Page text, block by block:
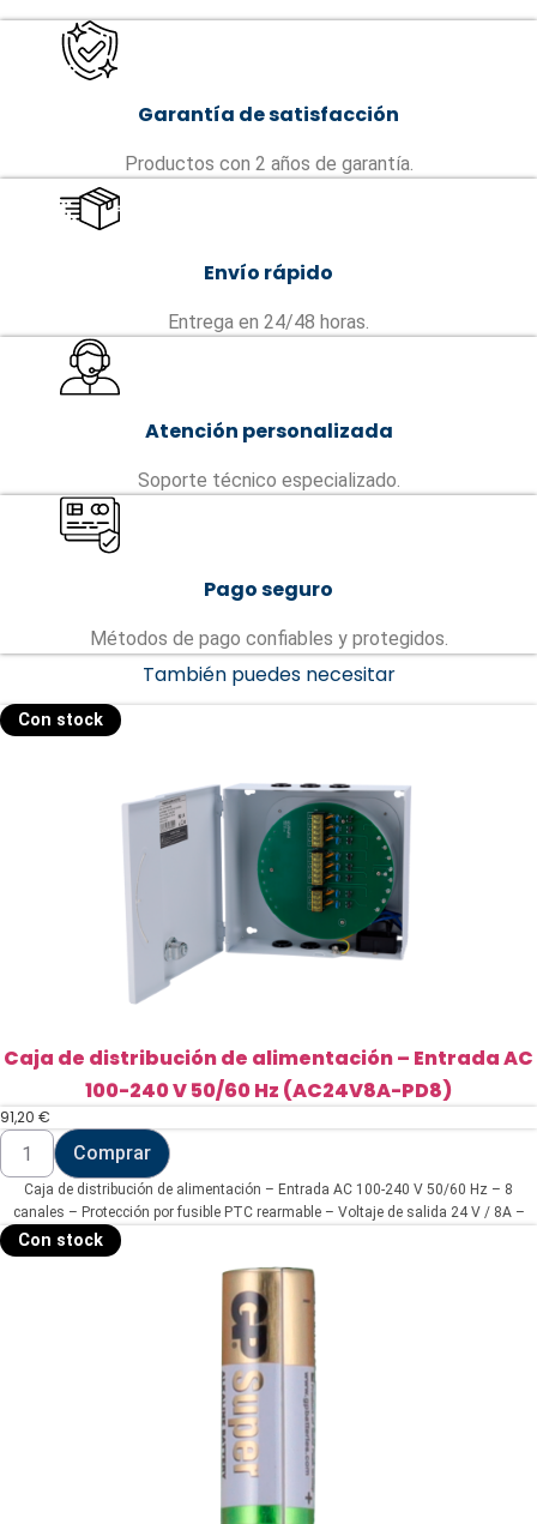
Garantía de satisfacción
Productos con 2 años de garantía.
Envío rápido
Entrega en 24/48 horas.
Atención personalizada
Soporte técnico especializado.
Pago seguro
Métodos de pago confiables y protegidos.
También puedes necesitar
Con stock
Caja de distribución de alimentación – Entrada AC
100-240 V 50/60 Hz (AC24V8A-PD8)
91,20 €
Caja
distribución
alimentación
-
Entrada
Comprar
Caja de distribución de alimentación – Entrada AC 100-240 V 50/60 Hz – 8
canales – Protección por fusible PTC rearmable – Voltaje de salida 24 V / 8A –
Con stock